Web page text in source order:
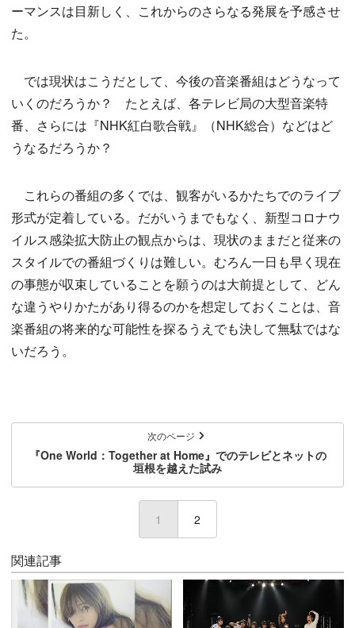
ーマンスは目新しく、これからのさらなる発展を予感させ
た。
では現状はこうだとして、今後の音楽番組はどうなって
いくのだろうか？ たとえば、各テレビ局の大型音楽特
番、さらには『NHK紅白歌合戦』（NHK総合）などはど
うなるだろうか？
これらの番組の多くでは、観客がいるかたちでのライブ
形式が定着している。だがいうまでもなく、新型コロナウ
イルス感染拡大防止の観点からは、現状のままだと従来の
スタイルでの番組づくりは難しい。むろん一日も早く現在
の事態が収束していることを願うのは大前提として、どん
な違うやりかたがあり得るのかを想定しておくことは、音
楽番組の将来的な可能性を探るうえでも決して無駄ではな
いだろう。
次のページ
『One World：Together at Home』でのテレビとネットの
垣根を越えた試み
1 (current)
2
関連記事